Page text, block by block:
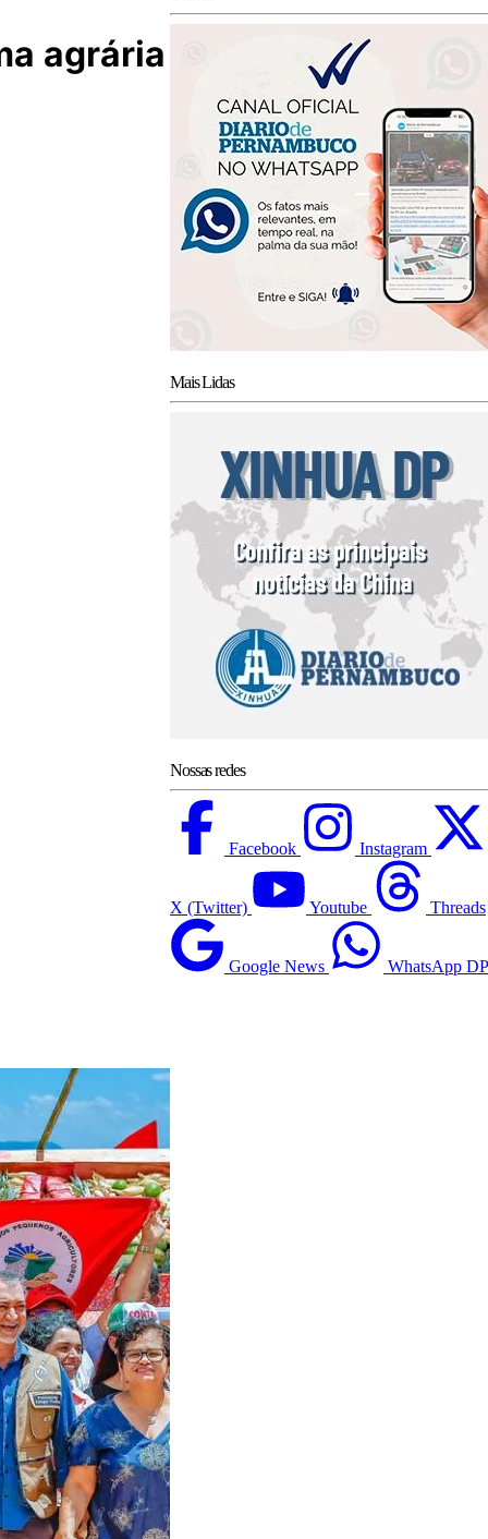
agrária
Mais Lidas
Nossas redes
Facebook Instagram
X (Twitter) Youtube Threads
Google News WhatsApp DP